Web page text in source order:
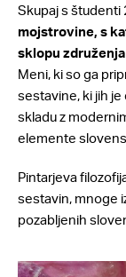
Skupaj s študenti
mojstrovine, s
sklopu
Meni, ki so ga
sestavine, ki jih
skladu z
elemente
Pintarjeva
sestavin, mnoge
pozabljenih